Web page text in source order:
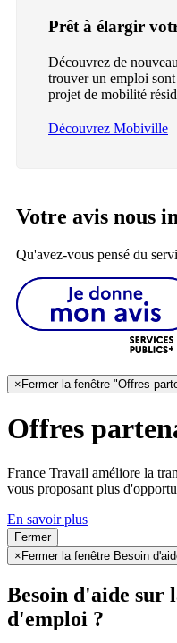
Prêt à élargir
Découvrez de
trouver un emploi
projet de mobilité
Découvrez Mobiville
Votre avis nous
Qu'avez-vous pensé du
× Fermer la fenêtre "Offres
Offres
France Travail améliore la
vous proposant plus
En savoir plus
Fermer
× Fermer la fenêtre Besoin
Besoin d'aide sur
d'emploi ?